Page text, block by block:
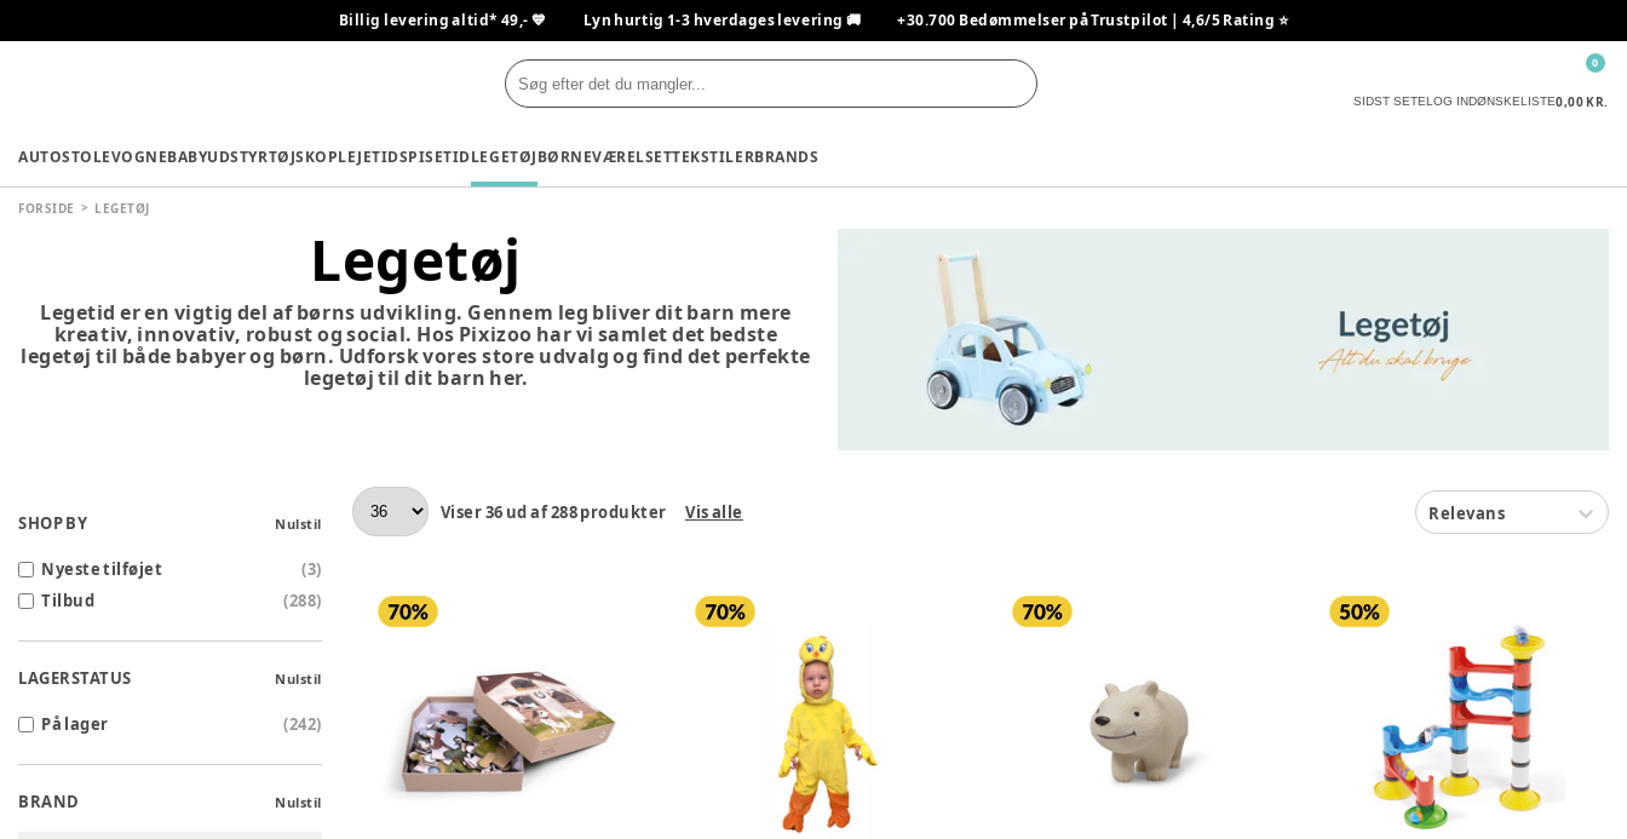
Billig levering altid* 49,- 💙 Lyn hurtig 1-3 hverdages levering 🚚 +30.700 Bedømmelser på Trustpilot | 4,6/5 Rating ⭐️
SIDST SETELOG INDØNSKELISTE0,00 KR.
0
AUTOSTOLEVOGNEBABYUDSTYRTØJSKOPLEJETIDSPISETIDLEGETØJBØRNEVÆRELSETTEKSTILERBRANDS
FORSIDE LEGETØJ
Legetøj
Legetid er en vigtig del af børns udvikling. Gennem leg bliver dit barn mere
kreativ, innovativ, robust og social. Hos Pixizoo har vi samlet det bedste
legetøj til både babyer og børn. Udforsk vores store udvalg og find det perfekte
legetøj til dit barn her.
SHOP BY Nulstil
Nyeste tilføjet (3)
Tilbud
(288)
LAGERSTATUS Nulstil
På lager (242)
BRAND Nulstil
Viser36 ud af288produkter Vis alle Relevans